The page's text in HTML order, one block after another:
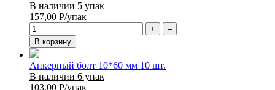
В наличии 5 упак
157,00 Р/упак
+
–
В корзину
Анкерный болт 10*60 мм 10 шт.
В наличии 6 упак
103,00 Р/упак